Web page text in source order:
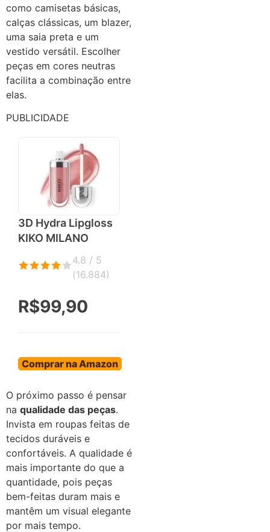
como camisetas básicas,
calças clássicas, um blazer,
uma saia preta e um
vestido versátil. Escolher
peças em cores neutras
facilita a combinação entre
elas.
PUBLICIDADE
3D Hydra Lipgloss
KIKO MILANO
4.8 / 5
(16.884)
R$99,90
Comprar na Amazon
O próximo passo é pensar
na qualidade das peças.
Invista em roupas feitas de
tecidos duráveis e
confortáveis. A qualidade é
mais importante do que a
quantidade, pois peças
bem-feitas duram mais e
mantêm um visual elegante
por mais tempo.